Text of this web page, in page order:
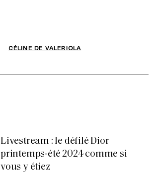
CÉLINE DE VALERIOLA
Livestream : le défilé Dior
printemps-été 2024 comme si
vous y étiez